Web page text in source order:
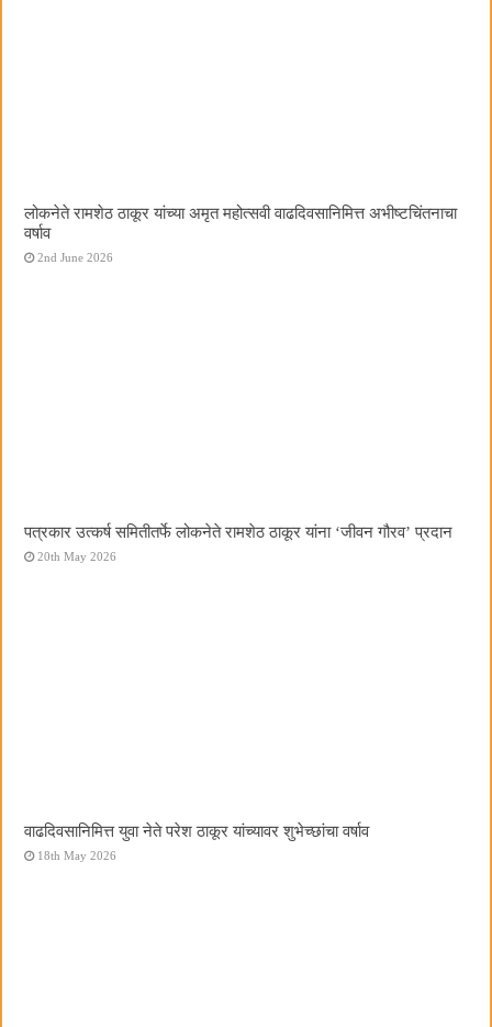
लोकनेते रामशेठ ठाकूर यांच्या अमृत महोत्सवी वाढदिवसानिमित्त अभीष्टचिंतनाचा
वर्षाव
2nd June 2026
पत्रकार उत्कर्ष समितीतर्फे लोकनेते रामशेठ ठाकूर यांना ‌‘जीवन गौरव‌’ प्रदान
20th May 2026
वाढदिवसानिमित्त युवा नेते परेश ठाकूर यांच्यावर शुभेच्छांचा वर्षाव
18th May 2026